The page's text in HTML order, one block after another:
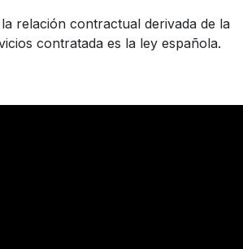
relación contractual derivada de la
contratada es la ley española.